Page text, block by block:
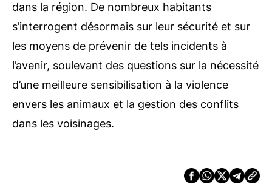
dans la région. De nombreux habitants
s’interrogent désormais sur leur sécurité et sur
les moyens de prévenir de tels incidents à
l’avenir, soulevant des questions sur la nécessité
d’une meilleure sensibilisation à la violence
envers les animaux et la gestion des conflits
dans les voisinages.